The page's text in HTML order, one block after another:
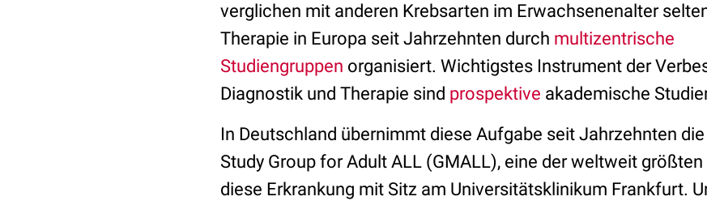
verglichen mit anderen Krebsarten im Erwachsenenalter
Therapie in Europa seit Jahrzehnten durch multizentrische
Studiengruppen organisiert. Wichtigstes Instrument der
Diagnostik und Therapie sind prospektive akademische
In Deutschland übernimmt diese Aufgabe seit Jahrzehnten
Study Group for Adult ALL (GMALL), eine der weltweit
diese Erkrankung mit Sitz am Universitätsklinikum Frankfurt.